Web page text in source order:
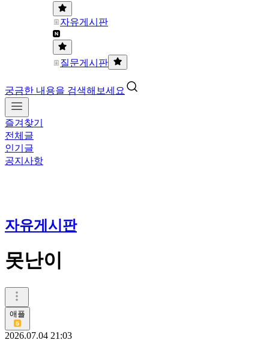
자유게시판
질문게시판
궁금한 내용을 검색해보세요
즐겨찾기
전체글
인기글
공지사항
자유게시판
못난이
애플
2026.07.04 21:03